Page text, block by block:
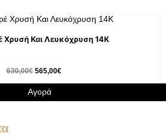
Χρυσή Και Λευκόχρυση 14Κ
630,00€ 565,00€
Αγορά